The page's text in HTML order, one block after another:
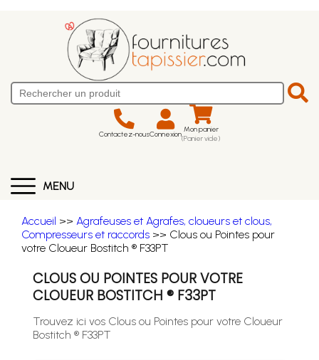
Contactez-nousConnexion Mon panier
(Panier vide)
MENU
Accueil >> Agrafeuses et Agrafes, cloueurs et clous,
Compresseurs et raccords >> Clous ou Pointes pour
votre Cloueur Bostitch ® F33PT
CLOUS OU POINTES POUR VOTRE
CLOUEUR BOSTITCH ® F33PT
Trouvez ici vos Clous ou Pointes pour votre Cloueur
Bostitch ® F33PT